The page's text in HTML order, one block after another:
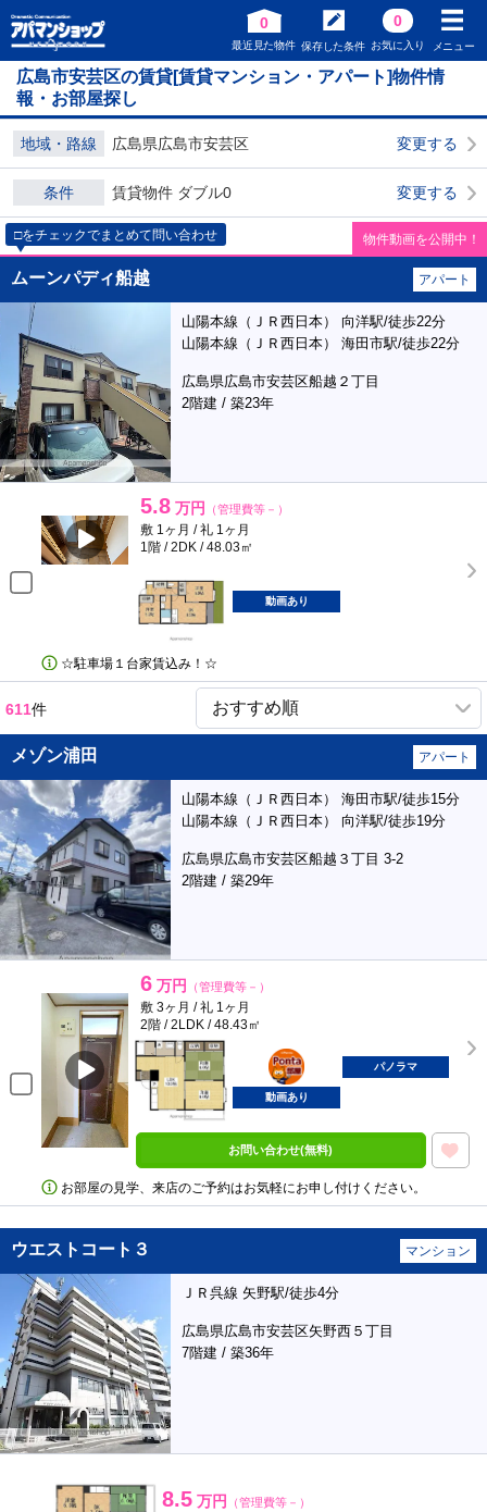
0
最近見た物件 保存した条件
0
お気に入り メニュー
広島市安芸区の賃貸[賃貸マンション・アパート]物件情
報・お部屋探し
地域・路線 広島県広島市安芸区 変更する
条件 賃貸物件 ダブル0 変更する
□をチェックでまとめて問い合わせ 物件動画を公開中！
ムーンパディ船越 アパート
山陽本線（ＪＲ西日本） 向洋駅/徒歩22分
山陽本線（ＪＲ西日本） 海田市駅/徒歩22分
広島県広島市安芸区船越２丁目
2階建 / 築23年
5.8 万円 （管理費等－）
敷 1ヶ月 / 礼 1ヶ月
1階 / 2DK / 48.03㎡
動画あり
☆駐車場１台家賃込み！☆
611件
メゾン浦田 アパート
山陽本線（ＪＲ西日本） 海田市駅/徒歩15分
山陽本線（ＪＲ西日本） 向洋駅/徒歩19分
広島県広島市安芸区船越３丁目 3-2
2階建 / 築29年
6 万円 （管理費等－）
敷 3ヶ月 / 礼 1ヶ月
2階 / 2LDK / 48.43㎡
ポンタ
部屋
パノラマ
動画あり
お問い合わせ(無料)
お部屋の見学、来店のご予約はお気軽にお申し付けください。
ウエストコート３ マンション
ＪＲ呉線 矢野駅/徒歩4分
広島県広島市安芸区矢野西５丁目
7階建 / 築36年
8.5 万円 （管理費等－）